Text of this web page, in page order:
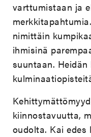
varttumistaan ja
nimittäin
ihmisinä
suuntaan.
kiinnostavuutta,
oudolta. Kai edes